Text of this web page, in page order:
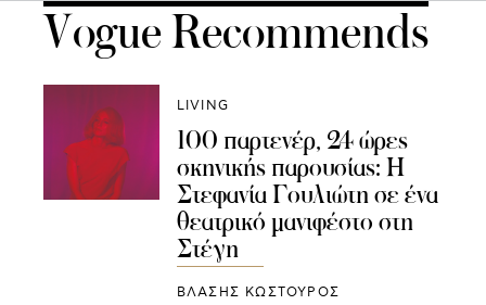
Vogue Recommends
LIVING
100 παρτενέρ, 24 ώρες
σκηνικής παρουσίας: Η
Στεφανία Γουλιώτη σε ένα
θεατρικό μανιφέστο στη
Στέγη
ΒΛΑΣΗΣ ΚΩΣΤΟΥΡΟΣ